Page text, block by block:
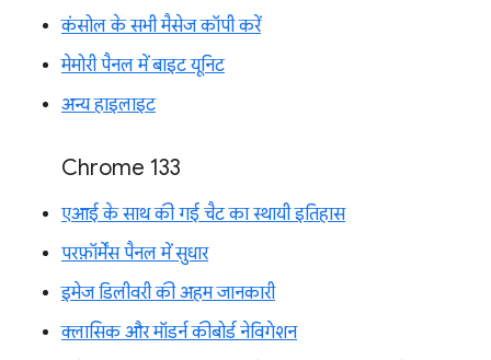
कंसोल के सभी मैसेज कॉपी करें
मेमोरी पैनल में बाइट यूनिट
अन्य हाइलाइट
Chrome 133
एआई के साथ की गई चैट का स्थायी इतिहास
परफ़ॉर्मेंस पैनल में सुधार
इमेज डिलीवरी की अहम जानकारी
क्लासिक और मॉडर्न कीबोर्ड नेविगेशन